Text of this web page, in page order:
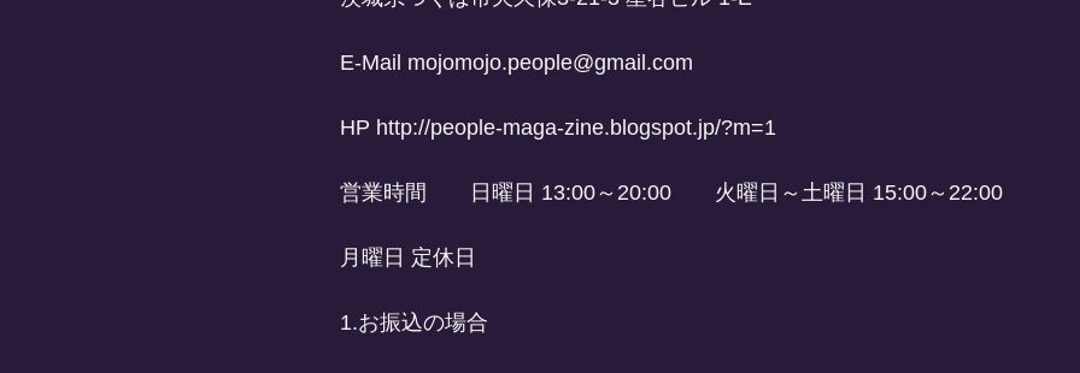
E-Mail mojomojo.people@gmail.com
HP http://people-maga-zine.blogspot.jp/?m=1
営業時間　　日曜日 13:00～20:00　　火曜日～土曜日 15:00～22:00
月曜日 定休日
1.お振込の場合